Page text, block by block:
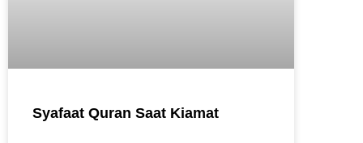
Syafaat Quran Saat Kiamat